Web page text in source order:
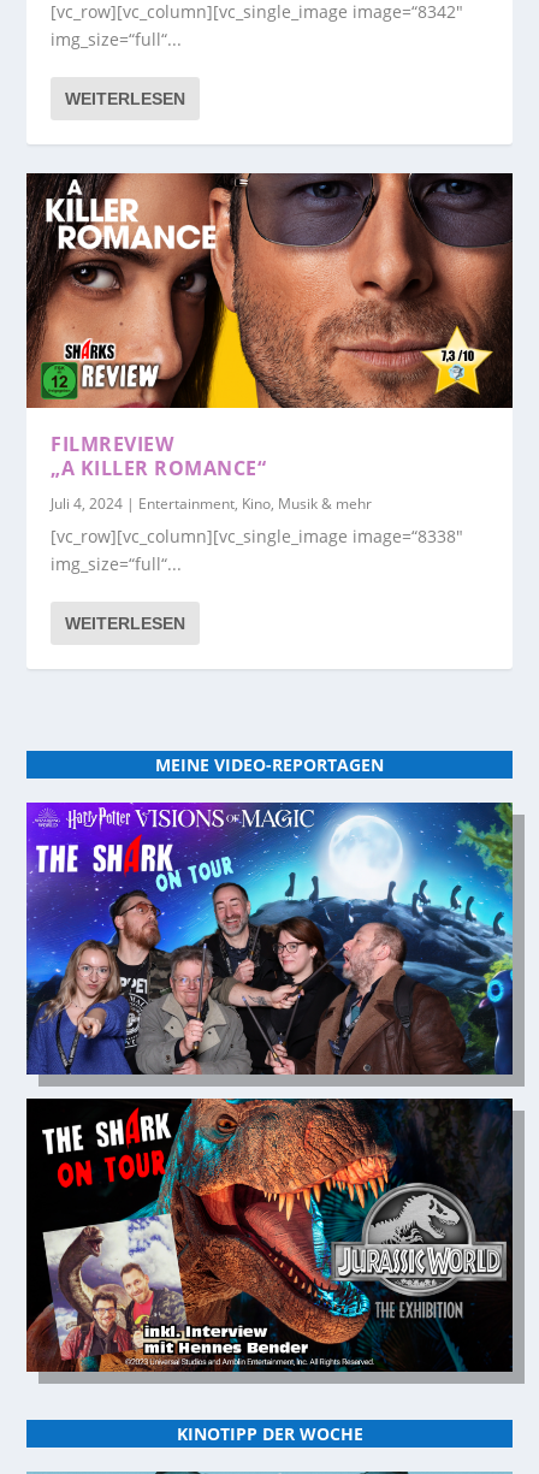
[vc_row][vc_column][vc_single_image image=“8342″
img_size=“full“...
WEITERLESEN
FILMREVIEW
„A KILLER ROMANCE“
Juli 4, 2024 | Entertainment, Kino, Musik & mehr
[vc_row][vc_column][vc_single_image image=“8338″
img_size=“full“...
WEITERLESEN
MEINE VIDEO-REPORTAGEN
KINOTIPP DER WOCHE